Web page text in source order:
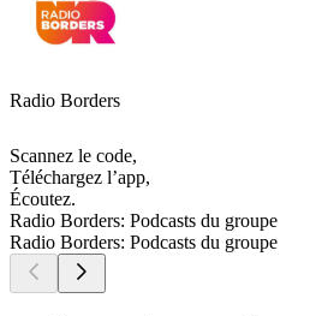
Radio Borders
Scannez le code,
Téléchargez l’app,
Écoutez.
Radio Borders: Podcasts du groupe
Radio Borders: Podcasts du groupe